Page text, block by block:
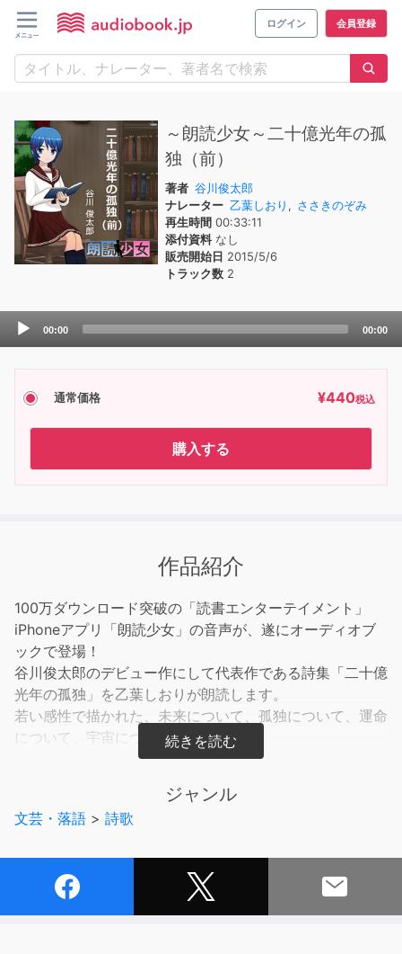
ログイン 会員登録
～朗読少女～二十億光年の孤
独（前）
著者 谷川俊太郎
ナレーター 乙葉しおり , ささきのぞみ
再生時間 00:33:11
添付資料なし
販売開始日 2015/5/6
トラック数 2
Audio
00:00 00:00
通常価格 ¥440税込
購入する
作品紹介
100万ダウンロード突破の「読書エンターテイメント」
iPhoneアプリ「朗読少女」の音声が、遂にオーディオブ
ックで登場！
谷川俊太郎のデビュー作にして代表作である詩集「二十億
光年の孤独」を乙葉しおりが朗読します。
若い感性で描かれた、未来について、孤独について、運命
について、宇宙について。
乙葉しおりの朗読でお聴きください。
※『二十億光年の孤独（前）』では「はる」「わたくし
は」など前半の２５編を朗読します。
ジャンル
文芸・落語 > 詩歌